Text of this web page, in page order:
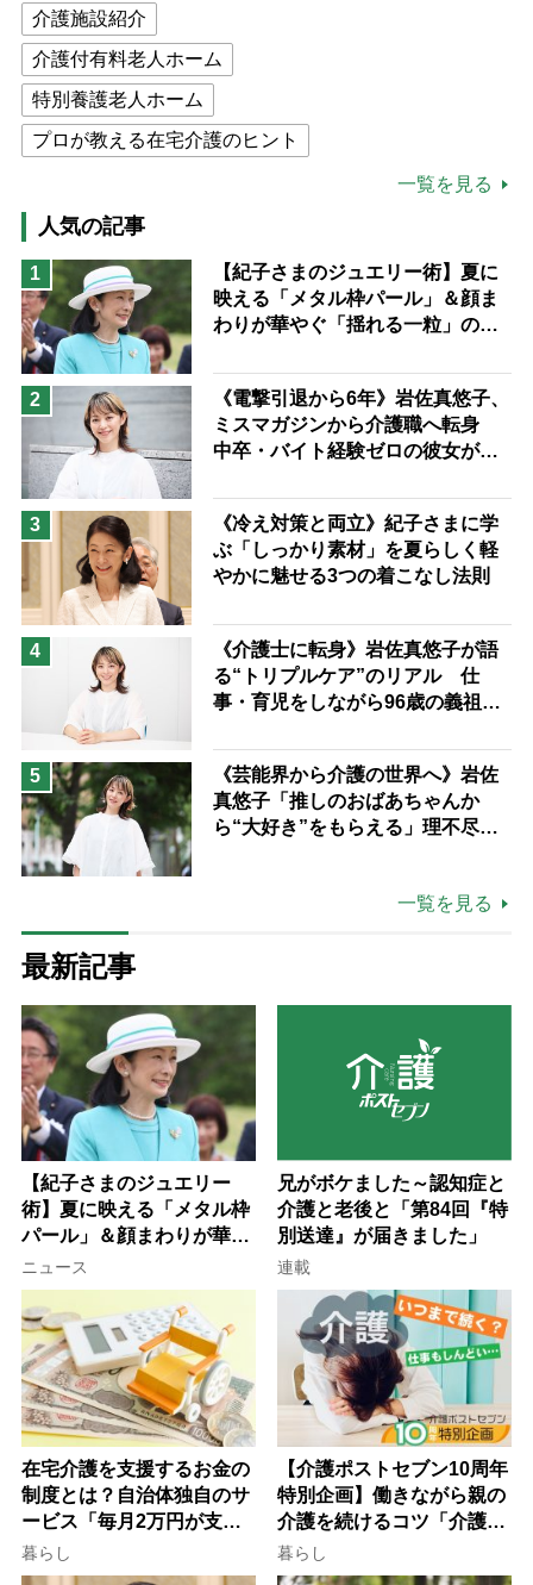
介護施設紹介
介護付有料老人ホーム
特別養護老人ホーム
プロが教える在宅介護のヒント
高木ブー
ケアマネジャー
猫が母になつきません
息子の遠距離介護サバイバル術
兄がボケました
予防法
一覧を見る
人気の記事
1
【紀子さまのジュエリー術】夏に
映える「メタル枠パール」＆顔ま
わりが華やぐ「揺れる一粒」の使
2
《電撃引退から6年》岩佐真悠子、
ミスマガジンから介護職へ転身
中卒・バイト経験ゼロの彼女が見
ながら自分らしくいられる」
3
《冷え対策と両立》紀子さまに学
ぶ「しっかり素材」を夏らしく軽
やかに魅せる3つの着こなし法則
4
《介護士に転身》岩佐真悠子が語
る“トリプルケア”のリアル 仕
事・育児をしながら96歳の義祖母
る「家での介護は“雑”でも気にし
ない」
5
《芸能界から介護の世界へ》岩佐
真悠子「推しのおばあちゃんか
ら“大好き”をもらえる」理不尽さ
一覧を見る
最新記事
【紀子さまのジュエリー
術】夏に映える「メタル枠
パール」＆顔まわりが華や
ぐ「揺れる一粒」の使い分
け方
ニュース
兄がボケました～認知症と
介護と老後と「第84回『特
別送達』が届きました」
連載
在宅介護を支援するお金の
制度とは？自治体独自のサ
ービス「毎月2万円が支給
される」ケースも【FP解
説】
暮らし
【介護ポストセブン10周年
特別企画】働きながら親の
介護を続けるコツ「介護は
10年以上続くことも…3つ
のフェーズに分けて考えて
暮らし